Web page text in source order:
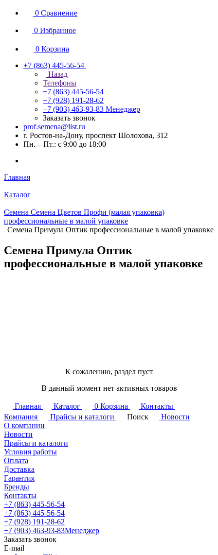
0 Сравнение
0 Избранное
0 Корзина
+7 (863) 445-56-54
Назад
Телефоны
+7 (863) 445-56-54
+7 (928) 191-28-62
+7 (903) 463-93-83 Менеджер
Заказать звонок
prof.semena@list.ru
г. Ростов-на-Дону, проспект Шолохова, 312
Пн. – Пт.: с 9:00 до 18:00
Главная
Каталог
Семена Семена Цветов Профи (малая упаковка)
профессиональные в малой упаковке
Семена Примула Оптик профессиональные в малой упаковке
Семена Примула Оптик
профессиональные в малой упаковке
К сожалению, раздел пуст
В данный момент нет активных товаров
Главная Каталог 0 Корзина
Контакты
Компания
Прайсы и каталоги Поиск
Новости
О компании
Новости
Прайсы и каталоги
Условия работы
Оплата
Доставка
Гарантия
Бренды
Контакты
+7 (863) 445-56-54
+7 (863) 445-56-54
+7 (928) 191-28-62
+7 (903) 463-93-83Менеджер
Заказать звонок
E-mail